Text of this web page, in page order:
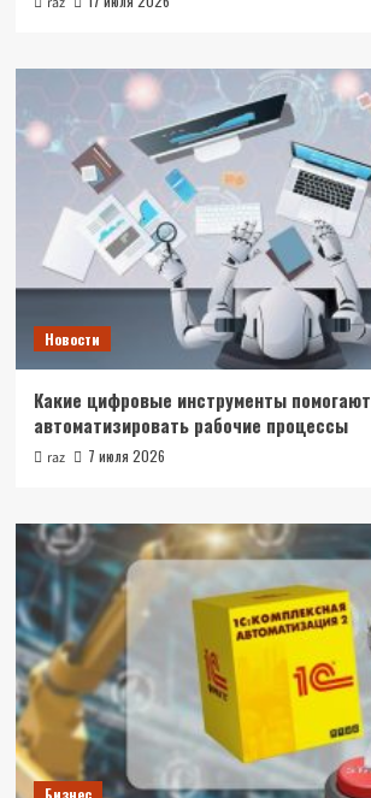
Новости
Какие цифровые инструменты помогают
автоматизировать рабочие процессы
raz 7 июля 2026
Бизнес